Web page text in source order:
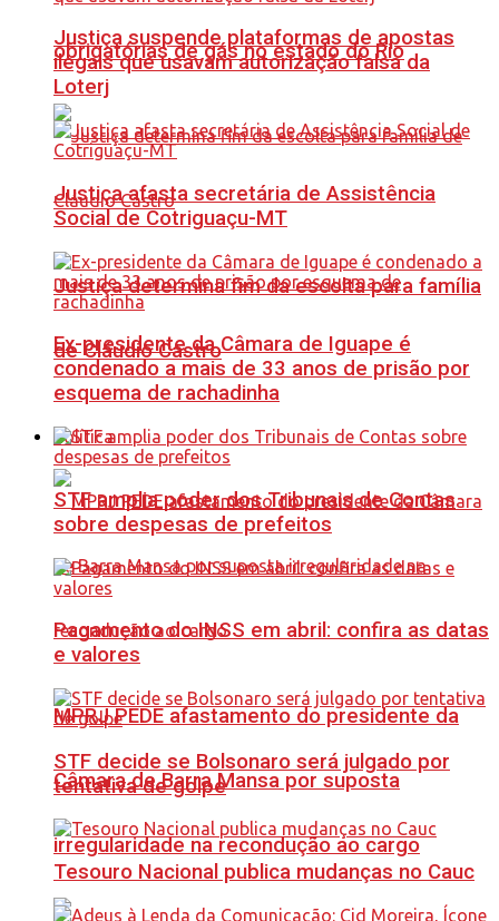
obrigatórias de gás no estado do Rio
Justiça determina fim da escolta para família
de Cláudio Castro
Política
MPRJ PEDE afastamento do presidente da
Câmara de Barra Mansa por suposta
irregularidade na recondução ao cargo
Justiça suspende plataformas de apostas
ilegais que usavam autorização falsa da
Loterj
Justiça afasta secretária de Assistência
Social de Cotriguaçu-MT
Ex-presidente da Câmara de Iguape é
condenado a mais de 33 anos de prisão por
esquema de rachadinha
STF amplia poder dos Tribunais de Contas
sobre despesas de prefeitos
Pagamento do INSS em abril: confira as datas
e valores
STF decide se Bolsonaro será julgado por
tentativa de golpe
Tesouro Nacional publica mudanças no Cauc